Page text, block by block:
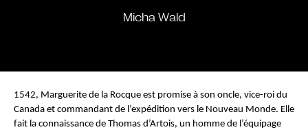
Micha Wald
1542, Marguerite de la Rocque est promise à son oncle, vice-roi du
Canada et commandant de l’expédition vers le Nouveau Monde. Elle
fait la connaissance de Thomas d’Artois, un homme de l’équipage